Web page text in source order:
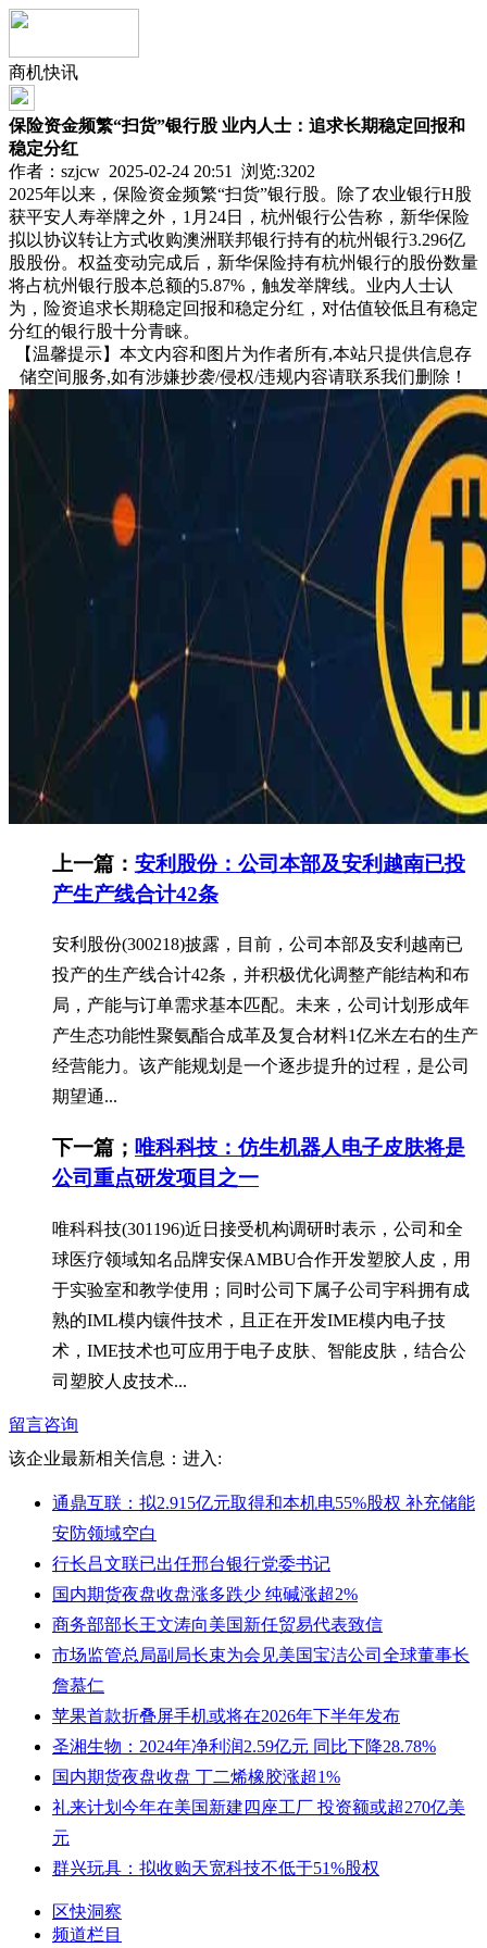
商机快讯
保险资金频繁“扫货”银行股 业内人士：追求长期稳定回报和
稳定分红
作者：szjcw 2025-02-24 20:51 浏览:3202
2025年以来，保险资金频繁“扫货”银行股。除了农业银行H股
获平安人寿举牌之外，1月24日，杭州银行公告称，新华保险
拟以协议转让方式收购澳洲联邦银行持有的杭州银行3.296亿
股股份。权益变动完成后，新华保险持有杭州银行的股份数量
将占杭州银行股本总额的5.87%，触发举牌线。业内人士认
为，险资追求长期稳定回报和稳定分红，对估值较低且有稳定
分红的银行股十分青睐。
【温馨提示】本文内容和图片为作者所有,本站只提供信息存
储空间服务,如有涉嫌抄袭/侵权/违规内容请联系我们删除！
上一篇： 安利股份：公司本部及安利越南已投
产生产线合计42条
安利股份(300218)披露，目前，公司本部及安利越南已
投产的生产线合计42条，并积极优化调整产能结构和布
局，产能与订单需求基本匹配。未来，公司计划形成年
产生态功能性聚氨酯合成革及复合材料1亿米左右的生产
经营能力。该产能规划是一个逐步提升的过程，是公司
期望通...
下一篇； 唯科科技：仿生机器人电子皮肤将是
公司重点研发项目之一
唯科科技(301196)近日接受机构调研时表示，公司和全
球医疗领域知名品牌安保AMBU合作开发塑胶人皮，用
于实验室和教学使用；同时公司下属子公司宇科拥有成
熟的IML模内镶件技术，且正在开发IME模内电子技
术，IME技术也可应用于电子皮肤、智能皮肤，结合公
司塑胶人皮技术...
留言咨询
该企业最新相关信息： 进入:
通鼎互联：拟2.915亿元取得和本机电55%股权 补充储能
安防领域空白
行长吕文联已出任邢台银行党委书记
国内期货夜盘收盘涨多跌少 纯碱涨超2%
商务部部长王文涛向美国新任贸易代表致信
市场监管总局副局长束为会见美国宝洁公司全球董事长
詹慕仁
苹果首款折叠屏手机或将在2026年下半年发布
圣湘生物：2024年净利润2.59亿元 同比下降28.78%
国内期货夜盘收盘 丁二烯橡胶涨超1%
礼来计划今年在美国新建四座工厂 投资额或超270亿美
元
群兴玩具：拟收购天宽科技不低于51%股权
区快洞察
频道栏目